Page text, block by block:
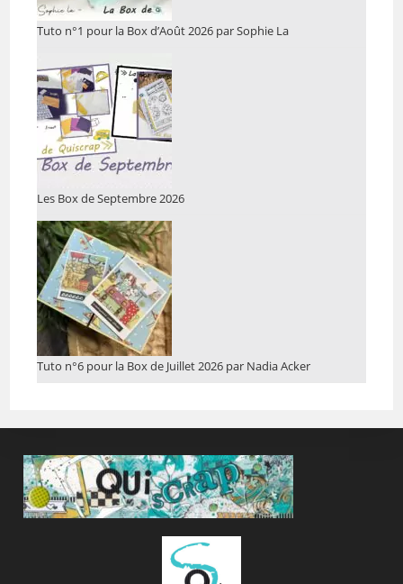
Tuto n°1 pour la Box d’Août 2026 par Sophie La
Les Box de Septembre 2026
Tuto n°6 pour la Box de Juillet 2026 par Nadia Acker